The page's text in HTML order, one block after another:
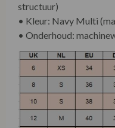
structuur)
• Kleur: Navy Multi
• Onderhoud: